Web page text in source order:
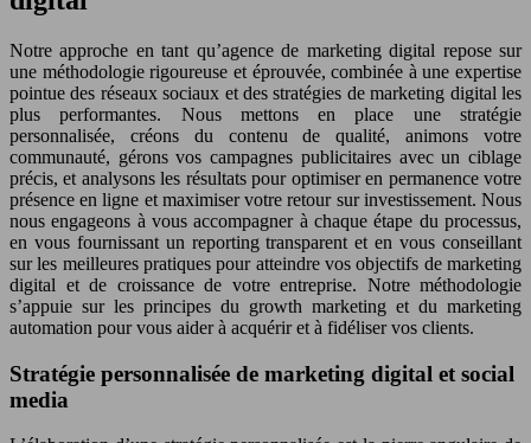
Notre approche en tant qu’agence de marketing digital repose sur
une méthodologie rigoureuse et éprouvée, combinée à une expertise
pointue des réseaux sociaux et des stratégies de marketing digital les
plus performantes. Nous mettons en place une stratégie
personnalisée, créons du contenu de qualité, animons votre
communauté, gérons vos campagnes publicitaires avec un ciblage
précis, et analysons les résultats pour optimiser en permanence votre
présence en ligne et maximiser votre retour sur investissement. Nous
nous engageons à vous accompagner à chaque étape du processus,
en vous fournissant un reporting transparent et en vous conseillant
sur les meilleures pratiques pour atteindre vos objectifs de marketing
digital et de croissance de votre entreprise. Notre méthodologie
s’appuie sur les principes du growth marketing et du marketing
automation pour vous aider à acquérir et à fidéliser vos clients.
Stratégie personnalisée de marketing digital et social
media